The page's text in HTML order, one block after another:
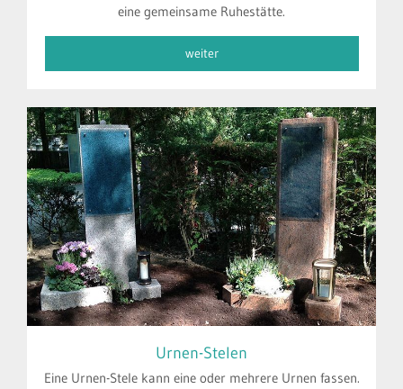
eine gemeinsame Ruhestätte.
weiter
Urnen-Stelen
Eine Urnen-Stele kann eine oder mehrere Urnen fassen.